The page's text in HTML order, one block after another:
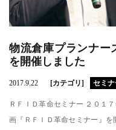
物流倉庫プランナー
を開催しました
2017.9.22 [カテゴリ] セミ
ＲＦＩＤ革命セミナー ２０１
画『ＲＦＩＤ革命セミナー』